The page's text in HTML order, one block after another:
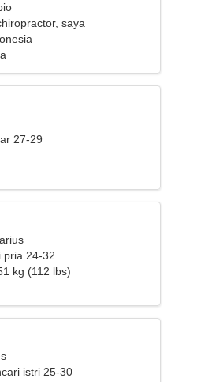
saya
wanita yang
27-29
pria 24-32
kg (112 lbs)
istri 25-30